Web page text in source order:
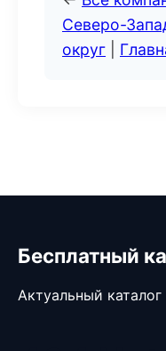
Северо-
округ
Бесплатный
Актуальный